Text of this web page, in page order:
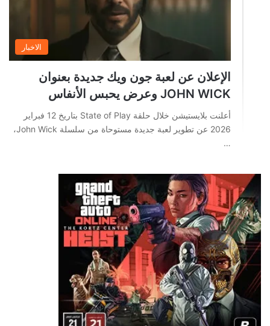
الاخبار
الإعلان عن لعبة جون ويك جديدة بعنوان
JOHN WICK وعرض يحبس الأنفاس
أعلنت بلايستيشن خلال حلقة State of Play بتاريخ 12 فبراير
2026 عن تطوير لعبة جديدة مستوحاة من سلسلة John Wick،
…